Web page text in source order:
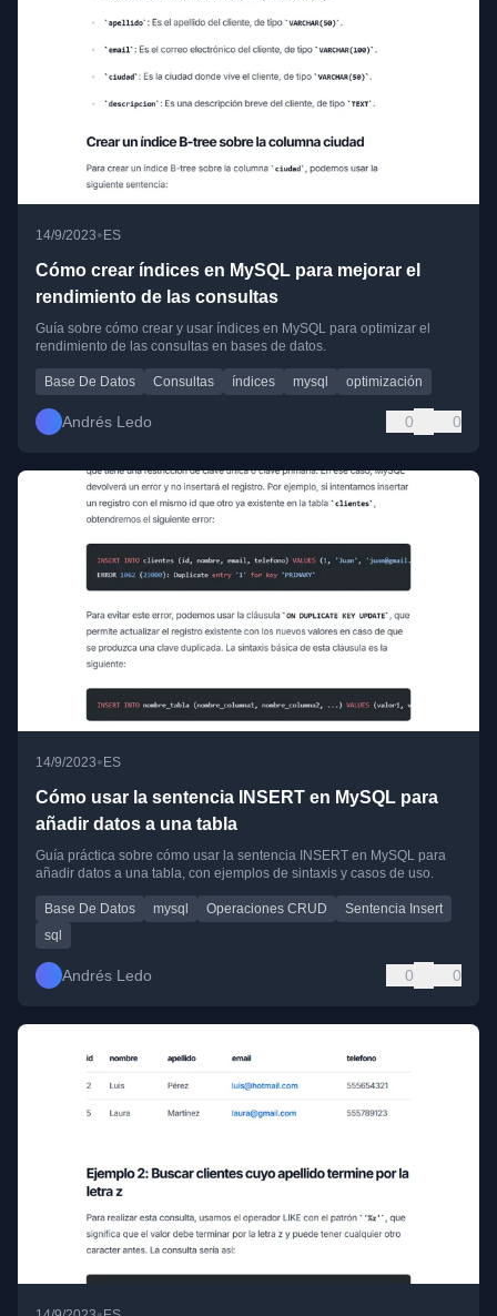
14/9/2023• ES
Cómo crear índices en MySQL para mejorar el
rendimiento de las consultas
Guía sobre cómo crear y usar índices en MySQL para optimizar el
rendimiento de las consultas en bases de datos.
Base De Datos Consultas índices mysql optimización
Andrés Ledo 0 0
14/9/2023•ES
Cómo usar la sentencia INSERT en MySQL para
añadir datos a una tabla
Guía práctica sobre cómo usar la sentencia INSERT en MySQL para
añadir datos a una tabla, con ejemplos de sintaxis y casos de uso.
Base De Datos mysql Operaciones CRUD
Sentencia Insert
sql
Andrés Ledo 0 0